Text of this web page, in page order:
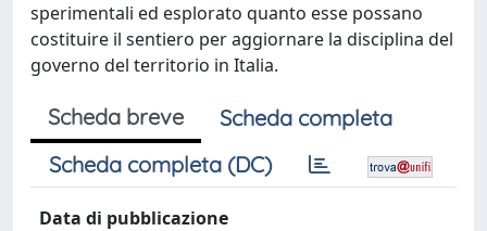
sperimentali ed esplorato quanto esse possano
costituire il sentiero per aggiornare la disciplina del
governo del territorio in Italia.
Scheda breve
Scheda completa
Scheda completa (DC)
Data di pubblicazione